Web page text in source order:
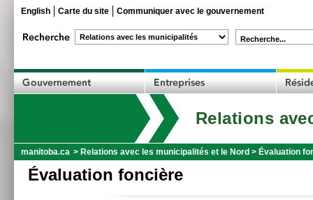
English Carte du site Communiquer avec le gouvernement
Recherche...
Relations
manitoba.ca > Relations avec les municipalités et le Nord > Évaluation
Évaluation foncière